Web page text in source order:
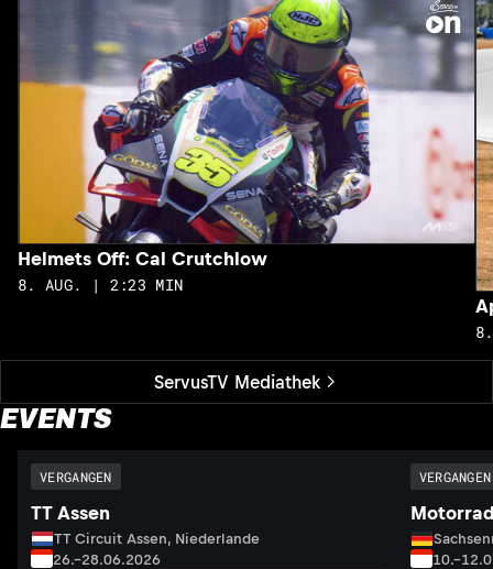
ServusTV Mediathek
Helmets Off: Cal Crutchlow
8. AUG. | 2:23 MIN
EVENTS
VERGANGEN
TT Assen
TT Circuit Assen, Niederlande
26.–28.06.2026
VERGANGEN